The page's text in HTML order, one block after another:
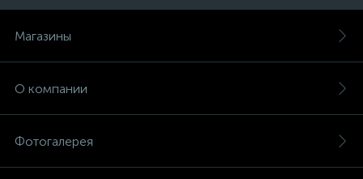
Магазины
О компании
Фотогалерея